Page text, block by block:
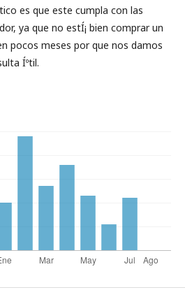
es que este cumpla con las
ya que no estÍ¡ bien comprar un
pocos meses por que nos damos
Íºtil.